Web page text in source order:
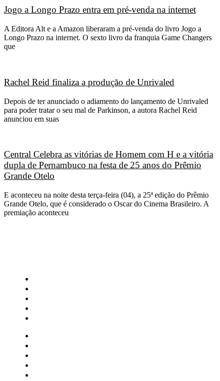
Jogo a Longo Prazo entra em pré-venda na internet
A Editora Alt e a Amazon liberaram a pré-venda do livro Jogo a
Longo Prazo na internet. O sexto livro da franquia Game Changers
que
Rachel Reid finaliza a produção de Unrivaled
Depois de ter anunciado o adiamento do lançamento de Unrivaled
para poder tratar o seu mal de Parkinson, a autora Rachel Reid
anunciou em suas
Central Celebra as vitórias de Homem com H e a vitória
dupla de Pernambuco na festa de 25 anos do Prêmio
Grande Otelo
E aconteceu na noite desta terça-feira (04), a 25ª edição do Prêmio
Grande Otelo, que é considerado o Oscar do Cinema Brasileiro. A
premiação aconteceu